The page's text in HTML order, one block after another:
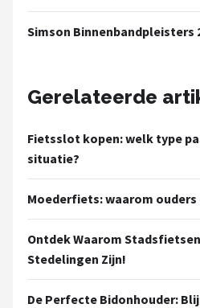
Simson Binnenbandpleisters
Gerelateerde
Fietsslot kopen: welk type
situatie?
Moederfiets: waarom
Ontdek Waarom
Stedelingen Zijn!
De Perfecte Bidonhouder: